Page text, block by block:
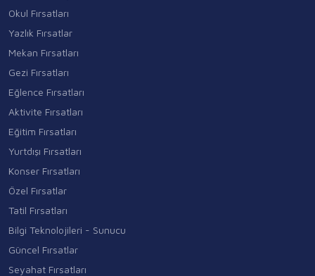
Okul Fırsatları
Yazlık Fırsatlar
Mekan Fırsatları
Gezi Fırsatları
Eğlence Fırsatları
Aktivite Fırsatları
Eğitim Fırsatları
Yurtdışı Fırsatları
Konser Fırsatları
Özel Fırsatlar
Tatil Fırsatları
Bilgi Teknolojileri - Sunucu
Güncel Fırsatlar
Seyahat Fırsatları